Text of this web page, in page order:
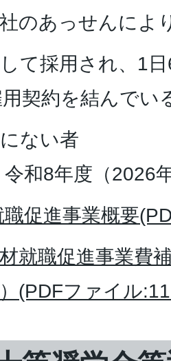
社のあっせんによ
して採用され、1
契約を結んでい
ない者
令和8年度（2026
職促進事業概要
就職促進事業費
）(PDFファイル